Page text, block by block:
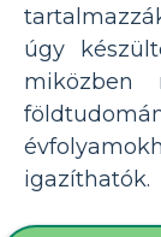
úgy
miközben
igazíthatók.